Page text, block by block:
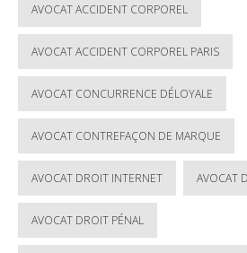
AVOCAT ACCIDENT CORPOREL
AVOCAT ACCIDENT CORPOREL PARIS
AVOCAT CONCURRENCE DÉLOYALE
AVOCAT CONTREFAÇON DE MARQUE
AVOCAT DROIT INTERNET AVOCAT
AVOCAT DROIT PÉNAL